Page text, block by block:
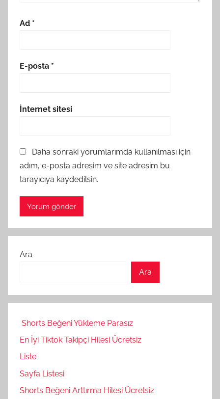
Ad *
E-posta *
İnternet sitesi
Daha sonraki yorumlarımda kullanılması için
adım, e-posta adresim ve site adresim bu
tarayıcıya kaydedilsin.
Ara
Ara
Shorts Beğeni Yükleme Parasız
En İyi Tiktok Takipçi Hilesi Ücretsiz
Liste
Sayfa Listesi
Shorts Beğeni Arttırma Hilesi Ücretsiz